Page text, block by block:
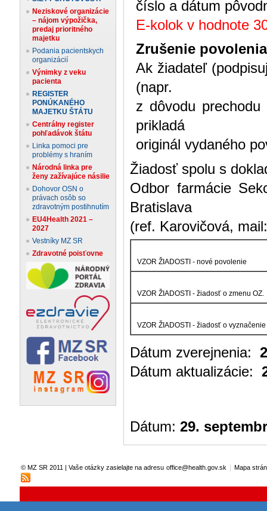
Neziskové organizácie
– nájom výpožička,
predaj prioritného
majetku
Podania pacientskych
organizácií
Výnimky z veku
pacienta
REGISTER
PONÚKANÉHO
MAJETKU ŠTÁTU
Centrálny register
pohľadávok štátu
Linka pomoci pre
problémy s hraním
Národná linka pre
ženy zažívajúce násilie
Dohovor OSN o
právach osôb so
zdravotným postihnutím
EU4Health 2021 –
2027
Vestníky MZ SR
Zdravotné poisťovne
číslo a dátum
E-kolok v hodnote
Zrušenie
Ak žiadateľ
(napr.
z dôvodu
prikladá
originál vydaného
Žiadosť spolu s
Odbor farmácie
Bratislava
(ref. Karovičová,
VZOR ŽIADOSTI - nové povolenie
VZOR ŽIADOSTI - žiadosť o zmenu OZ.
VZOR ŽIADOSTI - žiadosť o
Dátum zverejnenia:
Dátum aktualizácie:
Dátum: 29.
© MZ SR 2011 | Vaše otázky zasielajte na adresu office@health.gov.sk Mapa